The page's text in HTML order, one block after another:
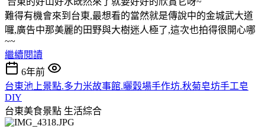
難得有機會來到台東,最想看的當然就是傳說中的金城武大道
囉,廣告中那美麗的田野與大樹迷人極了,這次也拍得很開心哪
~~
繼續閱讀
6年前
台東池上景點.多力米故事館.曬穀場手作坊.秋菊皂坊手工皂
DIY
台東美食景點 生活綜合